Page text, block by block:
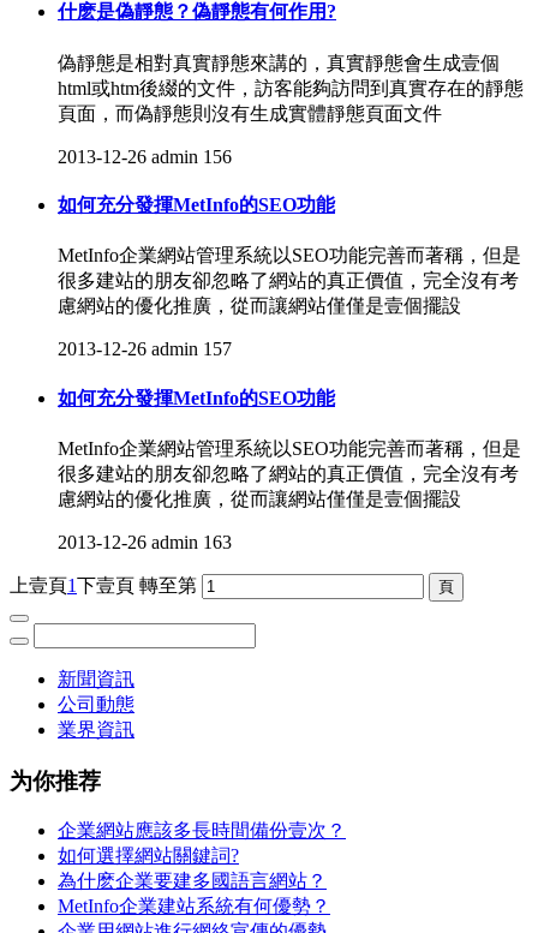
什麽是偽靜態？偽靜態有何作用?
偽靜態是相對真實靜態來講的，真實靜態會生成壹個
html或htm後綴的文件，訪客能夠訪問到真實存在的靜態
頁面，而偽靜態則沒有生成實體靜態頁面文件
2013-12-26 admin 156
如何充分發揮MetInfo的SEO功能
MetInfo企業網站管理系統以SEO功能完善而著稱，但是
很多建站的朋友卻忽略了網站的真正價值，完全沒有考
慮網站的優化推廣，從而讓網站僅僅是壹個擺設
2013-12-26 admin 157
如何充分發揮MetInfo的SEO功能
MetInfo企業網站管理系統以SEO功能完善而著稱，但是
很多建站的朋友卻忽略了網站的真正價值，完全沒有考
慮網站的優化推廣，從而讓網站僅僅是壹個擺設
2013-12-26 admin 163
上壹頁1下壹頁 轉至第
新聞資訊
公司動態
業界資訊
为你推荐
企業網站應該多長時間備份壹次？
如何選擇網站關鍵詞?
為什麽企業要建多國語言網站？
MetInfo企業建站系統有何優勢？